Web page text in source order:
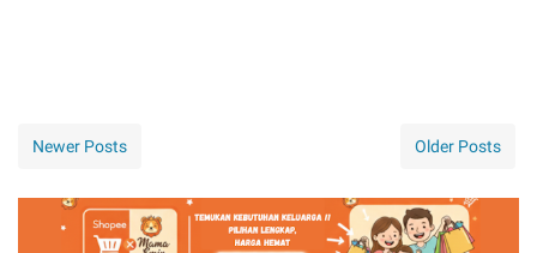
Newer Posts Older Posts